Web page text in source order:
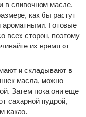
в сливочном масле.
как бы растут
ароматными. Готовые
всех сторон, поэтому
их время от
и складывают в
масла, можно
Затем пока они еще
сахарной пудрой,
какао.